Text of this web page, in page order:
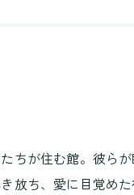
ちが住む館。彼ら
放ち、愛に目覚め